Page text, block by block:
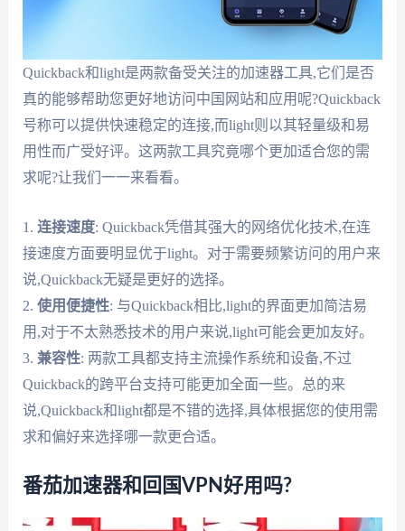
Quickback和light是两款备受关注的加速器工具,它们是否
真的能够帮助您更好地访问中国网站和应用呢?Quickback
号称可以提供快速稳定的连接,而light则以其轻量级和易
用性而广受好评。这两款工具究竟哪个更加适合您的需
求呢?让我们一一来看看。
1. 连接速度: Quickback凭借其强大的网络优化技术,在连
接速度方面要明显优于light。对于需要频繁访问的用户来
说,Quickback无疑是更好的选择。
2. 使用便捷性: 与Quickback相比,light的界面更加简洁易
用,对于不太熟悉技术的用户来说,light可能会更加友好。
3. 兼容性: 两款工具都支持主流操作系统和设备,不过
Quickback的跨平台支持可能更加全面一些。总的来
说,Quickback和light都是不错的选择,具体根据您的使用需
求和偏好来选择哪一款更合适。
番茄加速器和回国VPN好用吗?